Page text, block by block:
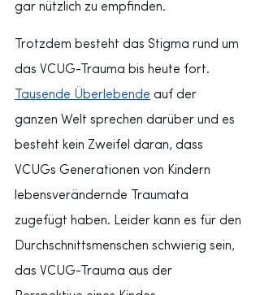
gar nützlich zu empfinden.
Trotzdem besteht das Stigma rund um
das VCUG-Trauma bis heute fort.
Tausende Überlebende auf der
ganzen Welt sprechen darüber und es
besteht kein Zweifel daran, dass
VCUGs Generationen von Kindern
lebensverändernde Traumata
zugefügt haben. Leider kann es für den
Durchschnittsmenschen schwierig sein,
das VCUG-Trauma aus der